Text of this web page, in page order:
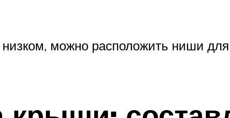
можно расположить ниши